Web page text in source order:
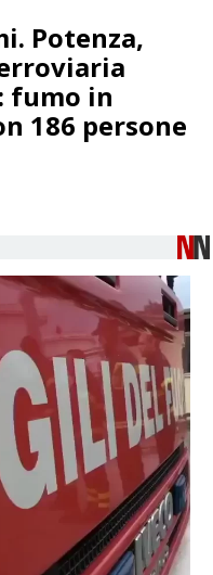
Potenza,
fumo in
186 persone